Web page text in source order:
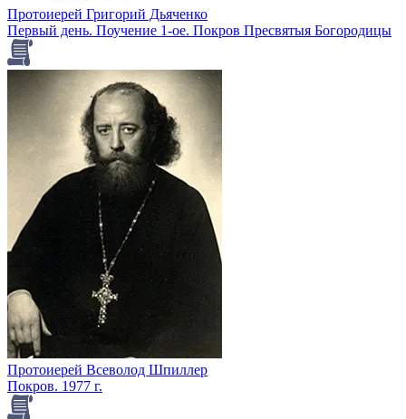
Протоиерей Григорий Дьяченко
Первый день. Поучение 1-ое. Покров Пресвятыя Богородицы
Протоиерей Всеволод Шпиллер
Покров. 1977 г.